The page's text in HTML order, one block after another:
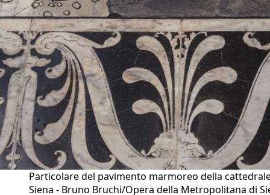
Particolare del pavimento marmoreo della
Siena - Bruno Bruchi/Opera della Metropolitana di